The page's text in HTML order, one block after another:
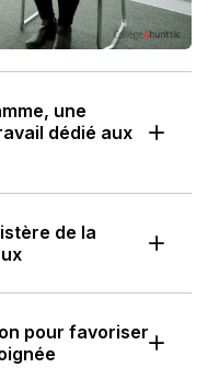
une
dédié aux
de la
pour favoriser